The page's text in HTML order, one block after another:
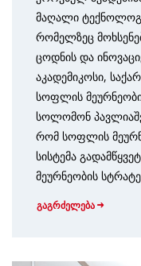
მაღალი
რომელზეც
ცოდნის და
აკადემიკოსი,
სოფლის
სოლომონ
რომ სოფლის
სისტემა
მეურნეობის
გაგრძელება